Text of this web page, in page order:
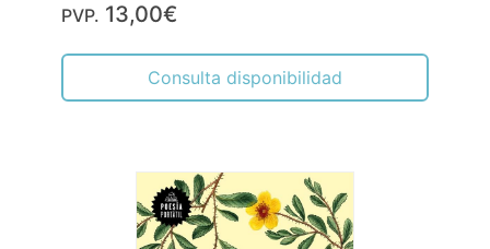
PVP. 13,00€
Consulta disponibilidad